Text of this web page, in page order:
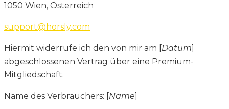
1050 Wien, Österreich
support@horsly.com
Hiermit widerrufe ich den von mir am [ Datum
abgeschlossenen Vertrag über eine Premium-
Mitgliedschaft.
Name des Verbrauchers: [ Name